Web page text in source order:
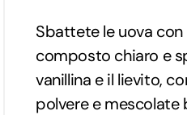
Sbattete le uova
composto chiaro e
vanillina e il lievito,
polvere e